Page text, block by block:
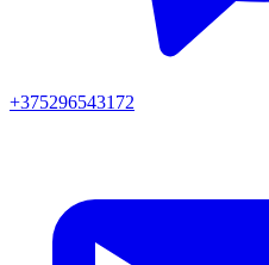
+375296543172